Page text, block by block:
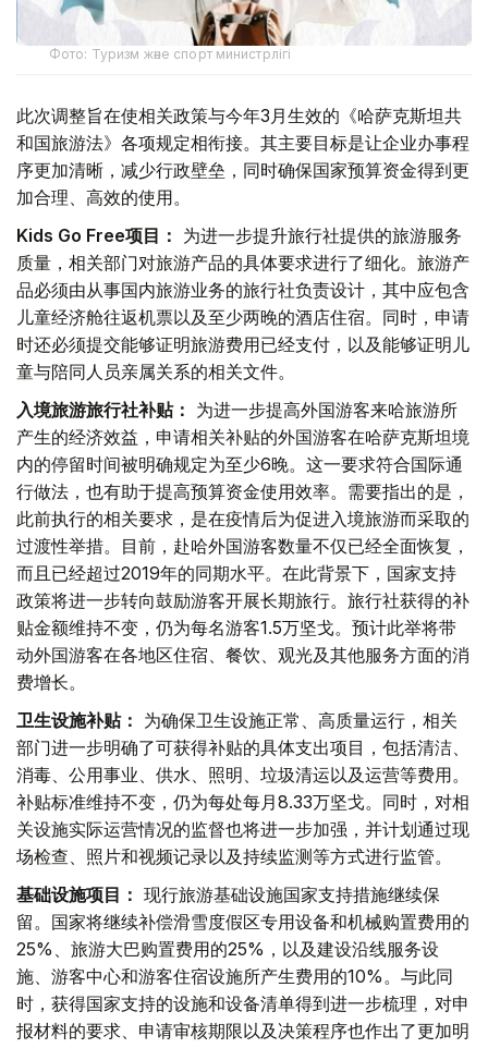
Фото: Туризм және спорт министрлігі
此次调整旨在使相关政策与今年3月生效的《哈萨克斯坦共
和国旅游法》各项规定相衔接。其主要目标是让企业办事程
序更加清晰，减少行政壁垒，同时确保国家预算资金得到更
加合理、高效的使用。
Kids Go Free项目： 为进一步提升旅行社提供的旅游服务
质量，相关部门对旅游产品的具体要求进行了细化。旅游产
品必须由从事国内旅游业务的旅行社负责设计，其中应包含
儿童经济舱往返机票以及至少两晚的酒店住宿。同时，申请
时还必须提交能够证明旅游费用已经支付，以及能够证明儿
童与陪同人员亲属关系的相关文件。
入境旅游旅行社补贴： 为进一步提高外国游客来哈旅游所
产生的经济效益，申请相关补贴的外国游客在哈萨克斯坦境
内的停留时间被明确规定为至少6晚。这一要求符合国际通
行做法，也有助于提高预算资金使用效率。需要指出的是，
此前执行的相关要求，是在疫情后为促进入境旅游而采取的
过渡性举措。目前，赴哈外国游客数量不仅已经全面恢复，
而且已经超过2019年的同期水平。在此背景下，国家支持
政策将进一步转向鼓励游客开展长期旅行。旅行社获得的补
贴金额维持不变，仍为每名游客1.5万坚戈。预计此举将带
动外国游客在各地区住宿、餐饮、观光及其他服务方面的消
费增长。
卫生设施补贴： 为确保卫生设施正常、高质量运行，相关
部门进一步明确了可获得补贴的具体支出项目，包括清洁、
消毒、公用事业、供水、照明、垃圾清运以及运营等费用。
补贴标准维持不变，仍为每处每月8.33万坚戈。同时，对相
关设施实际运营情况的监督也将进一步加强，并计划通过现
场检查、照片和视频记录以及持续监测等方式进行监管。
基础设施项目： 现行旅游基础设施国家支持措施继续保
留。国家将继续补偿滑雪度假区专用设备和机械购置费用的
25%、旅游大巴购置费用的25%，以及建设沿线服务设
施、游客中心和游客住宿设施所产生费用的10%。与此同
时，获得国家支持的设施和设备清单得到进一步梳理，对申
报材料的要求、申请审核期限以及决策程序也作出了更加明